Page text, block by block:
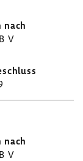
V
V